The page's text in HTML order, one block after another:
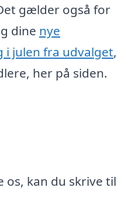
gælder også for
dine nye
i julen fra udvalget,
her på siden.
kan du skrive til